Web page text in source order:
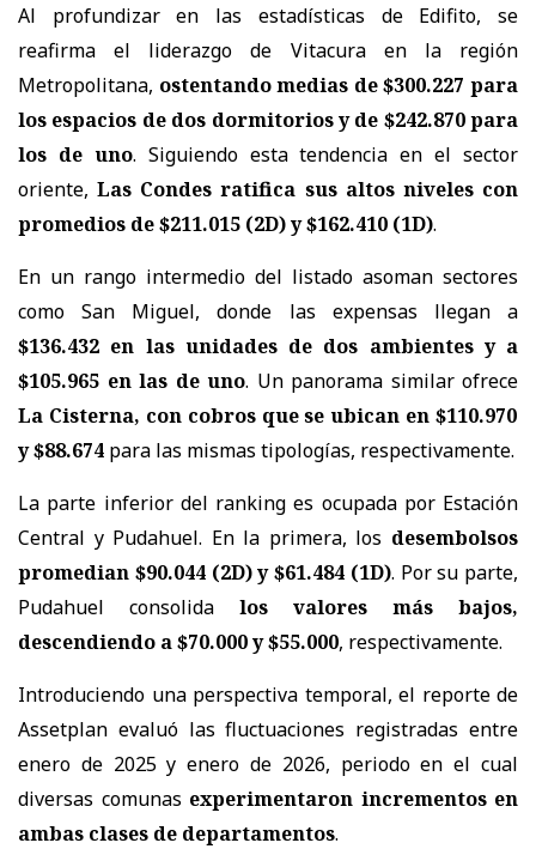
Al profundizar en las estadísticas de Edifito, se
reafirma el liderazgo de Vitacura en la región
Metropolitana, ostentando medias de $300.227 para
los espacios de dos dormitorios y de $242.870 para
los de uno. Siguiendo esta tendencia en el sector
oriente,Las Condes ratifica sus altos niveles con
promedios de $211.015 (2D) y $162.410 (1D).
En un rango intermedio del listado asoman sectores
como San Miguel, donde las expensas llegan a
$136.432 en las unidades de dos ambientes y a
$105.965 en las de uno. Un panorama similar ofrece
La Cisterna, con cobros que se ubican en $110.970
y $88.674 para las mismas tipologías, respectivamente.
La parte inferior del ranking es ocupada por Estación
Central y Pudahuel. En la primera, los desembolsos
promedian $90.044 (2D) y $61.484 (1D). Por su parte,
Pudahuel consolida los valores más bajos,
descendiendo a $70.000 y $55.000, respectivamente.
Introduciendo una perspectiva temporal, el reporte de
Assetplan evaluó las fluctuaciones registradas entre
enero de 2025 y enero de 2026, periodo en el cual
diversas comunas experimentaron incrementos en
ambas clases de departamentos.